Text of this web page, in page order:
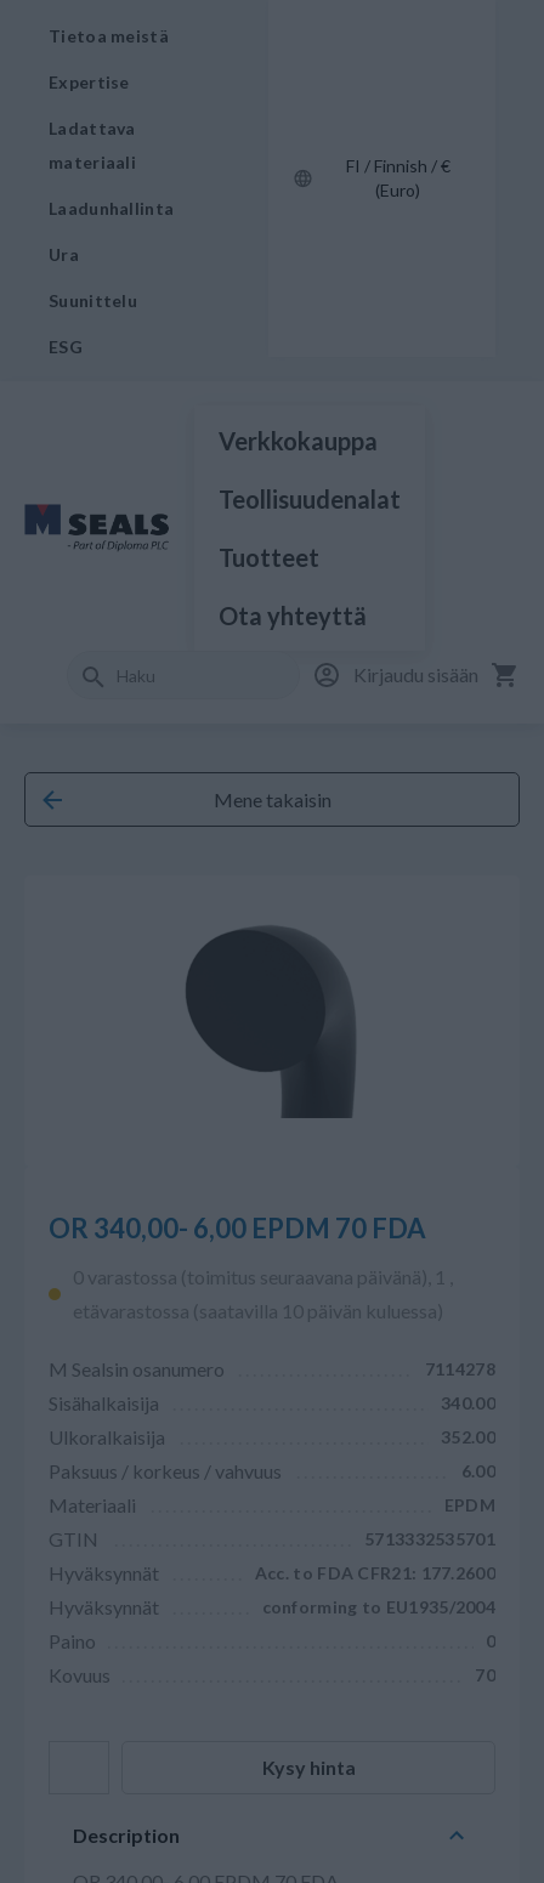
Tietoa meistä
Expertise
Ladattava
materiaali
Laadunhallinta
Ura
Suunittelu
ESG
FI / Finnish / €
(Euro)
Verkkokauppa
Teollisuudenalat
Tuotteet
Ota yhteyttä
Kirjaudu sisään
Mene takaisin
OR 340,00- 6,00 EPDM 70 FDA
0 varastossa (toimitus seuraavana päivänä), 1 ,
etävarastossa (saatavilla 10 päivän kuluessa)
M Sealsin osanumero 7114278
Sisähalkaisija 340.00
Ulkoralkaisija 352.00
Paksuus / korkeus / vahvuus 6.00
Materiaali EPDM
GTIN 5713332535701
Hyväksynnät Acc. to FDA CFR21: 177.2600
Hyväksynnät conforming to EU1935/2004
Paino 0
Kovuus 70
Kysy hinta
Description